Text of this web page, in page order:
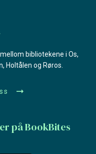
på BookBites
bibliotekene i Os,
Holtålen og Røros.